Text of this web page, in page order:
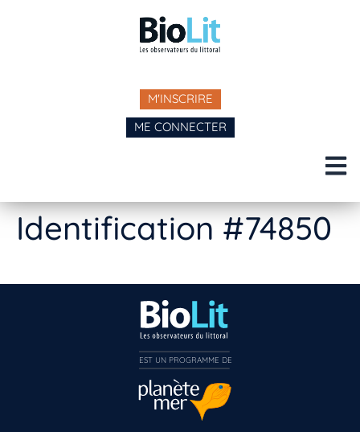
M'INSCRIRE
ME CONNECTER
Identification #74850